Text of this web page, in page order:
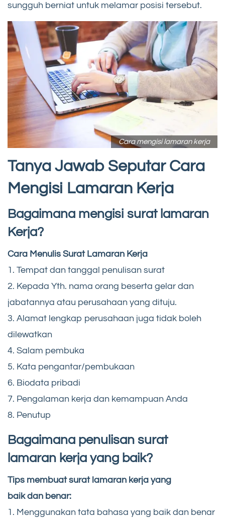
sungguh berniat untuk melamar posisi tersebut.
Cara mengisi lamaran kerja
Tanya Jawab Seputar Cara
Mengisi Lamaran Kerja
Bagaimana mengisi surat lamaran
Kerja?
Cara Menulis Surat Lamaran Kerja
1. Tempat dan tanggal penulisan surat
2. Kepada Yth. nama orang beserta gelar dan
jabatannya atau perusahaan yang dituju.
3. Alamat lengkap perusahaan juga tidak boleh
dilewatkan
4. Salam pembuka
5. Kata pengantar/pembukaan
6. Biodata pribadi
7. Pengalaman kerja dan kemampuan Anda
8. Penutup
Bagaimana penulisan surat
lamaran kerja yang baik?
Tips membuat surat lamaran kerja yang
baik dan benar:
1. Menggunakan tata bahasa yang baik dan benar